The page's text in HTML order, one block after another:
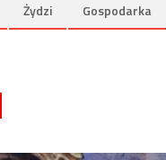
Żydzi Gospodarka